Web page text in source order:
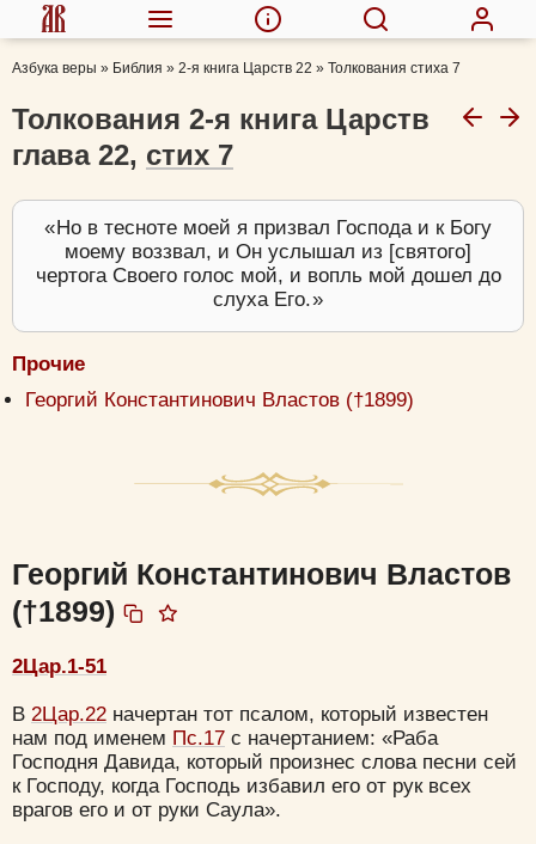
Азбука веры » Библия » 2-я книга Царств 22 » Толкования стиха 7
Толкования 2-я книга Царств
глава 22, стих 7
Но в тесноте моей я призвал Господа и к Богу
моему воззвал, и Он услышал из [святого]
чертога Своего голос мой, и вопль мой дошел до
слуха Его.
Прочие
Георгий Константинович Властов (†1899)
Георгий Константинович Властов
(†1899)
2Цар.1-51
В 2Цар.22 начертан тот псалом, который известен
нам под именем Пс.17 с начертанием: «Раба
Господня Давида, который произнес слова песни сей
к Господу, когда Господь избавил его от рук всех
врагов его и от руки Саула».